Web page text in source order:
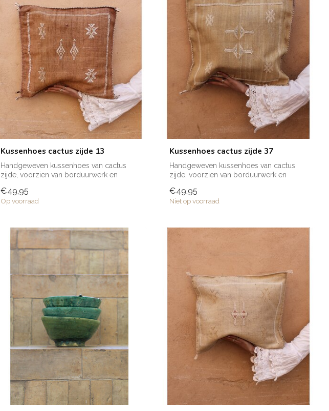
Kussenhoes cactus zijde 13
Handgeweven kussenhoes van cactus
zijde, voorzien van borduurwerk en
€49,95
Op voorraad
Kussenhoes cactus zijde 37
Handgeweven kussenhoes van cactus
zijde, voorzien van borduurwerk en
€49,95
Niet op voorraad